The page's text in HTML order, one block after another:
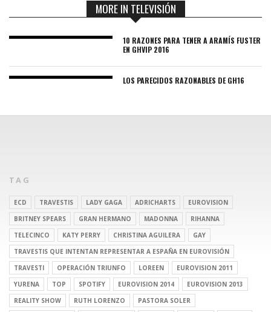
MORE IN TELEVISIÓN
10 RAZONES PARA TENER A ARAMÍS FUSTER
EN GHVIP 2016
LOS PARECIDOS RAZONABLES DE GH16
TAG
ECD TRAVESTIS LADY GAGA ADRICHARTS
EUROVISION
BRITNEY SPEARS
GRAN HERMANO MADONNA
RIHANNA
TELECINCO
KATY PERRY CHRISTINA AGUILERA
GAY
TRAVESTIS QUE INTENTAN REPRESENTAR A ESPAÑA EN EUROVISIÓN
TRAVESTI
OPERACIÓN TRIUNFO LOREEN
EUROVISION 2011
YURENA
TOP SPOTIFY EUROVISION 2014
EUROVISION 2013
REALITY SHOW
RUTH LORENZO
PASTORA SOLER